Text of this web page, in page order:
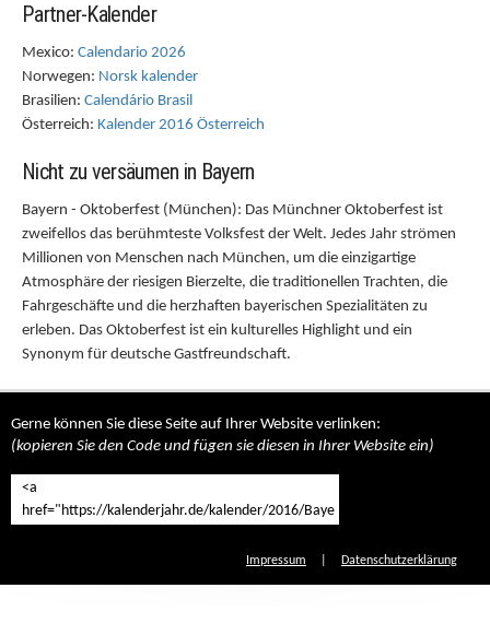
Partner-Kalender
Mexico: Calendario 2026
Norwegen: Norsk kalender
Brasilien: Calendário Brasil
Österreich: Kalender 2016 Österreich
Nicht zu versäumen in Bayern
Bayern - Oktoberfest (München): Das Münchner Oktoberfest ist
zweifellos das berühmteste Volksfest der Welt. Jedes Jahr strömen
Millionen von Menschen nach München, um die einzigartige
Atmosphäre der riesigen Bierzelte, die traditionellen Trachten, die
Fahrgeschäfte und die herzhaften bayerischen Spezialitäten zu
erleben. Das Oktoberfest ist ein kulturelles Highlight und ein
Synonym für deutsche Gastfreundschaft.
Gerne können Sie diese Seite auf Ihrer Website verlinken:
(kopieren Sie den Code und fügen sie diesen in Ihrer Website ein)
Impressum Datenschutzerklärung